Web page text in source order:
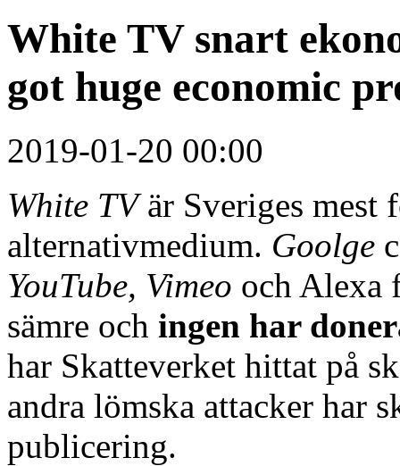
White TV snart
got huge economic
2019-01-20 00:00
White TVär Sveriges mest
alternativmedium. Goolge
YouTube, Vimeo och Alexa
sämre och ingen har
har Skatteverket hittat på
andra lömska attacker har
publicering.